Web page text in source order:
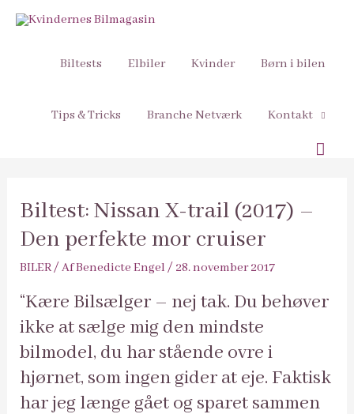
Biltests Elbiler Kvinder Børn i bilen
Tips & Tricks Branche Netværk Kontakt
Søg
Biltest: Nissan X-trail (2017) –
Den perfekte mor cruiser
BILER/ AfBenedicte Engel / 28. november 2017
“Kære Bilsælger – nej tak. Du behøver
ikke at sælge mig den mindste
bilmodel, du har stående ovre i
hjørnet, som ingen gider at eje. Faktisk
har jeg længe gået og sparet sammen